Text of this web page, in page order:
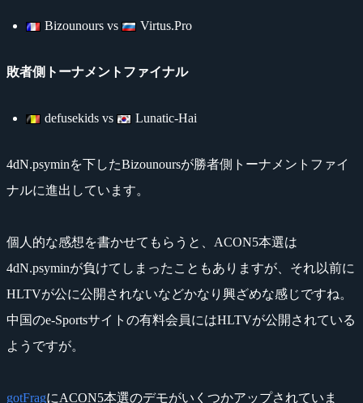
Bizounours vs Virtus.Pro
敗者側トーナメントファイナル
defusekids vs Lunatic-Hai
4dN.psyminを下したBizounoursが勝者側トーナメントファイ
ナルに進出しています。
個人的な感想を書かせてもらうと、ACON5本選は
4dN.psyminが負けてしまったこともありますが、それ以前に
HLTVが公に公開されないなどかなり興ざめな感じですね。
中国のe-Sportsサイトの有料会員にはHLTVが公開されている
ようですが。
gotFragにACON5本選のデモがいくつかアップされていま